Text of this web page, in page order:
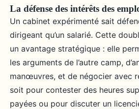
La défense des intérêts des
Un cabinet expérimenté sait
dirigeant qu’un salarié. Cette
un avantage stratégique : elle
les arguments de l’autre camp,
manœuvres, et de négocier avec
soit pour contester des heures
payées ou pour discuter un